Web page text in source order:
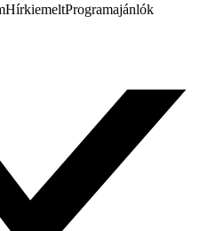
HírkiemeltProgramajánlók